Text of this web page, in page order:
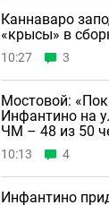
Каннаваро
«крысы» в
10:27 3
Мостовой:
Инфантино на
ЧМ – 48 из 50
узнают»
10:13 4
Инфантино